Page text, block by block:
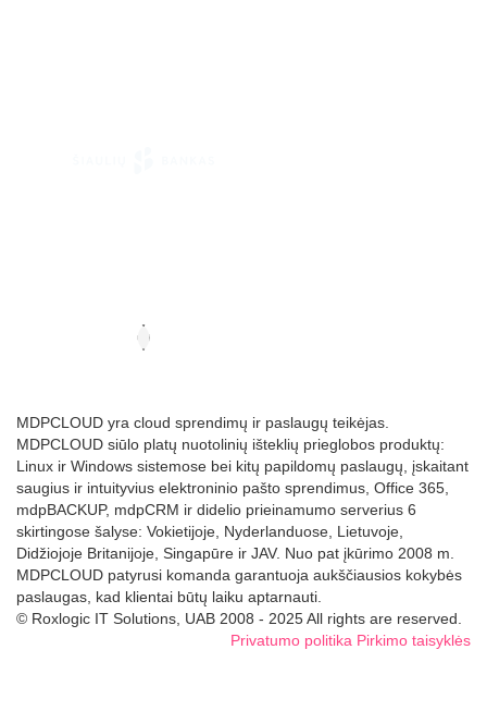
MDPCLOUD yra cloud sprendimų ir paslaugų teikėjas.
MDPCLOUD siūlo platų nuotolinių išteklių prieglobos produktų:
Linux ir Windows sistemose bei kitų papildomų paslaugų, įskaitant
saugius ir intuityvius elektroninio pašto sprendimus, Office 365,
mdpBACKUP, mdpCRM ir didelio prieinamumo serverius 6
skirtingose šalyse: Vokietijoje, Nyderlanduose, Lietuvoje,
Didžiojoje Britanijoje, Singapūre ir JAV. Nuo pat įkūrimo 2008 m.
MDPCLOUD patyrusi komanda garantuoja aukščiausios kokybės
paslaugas, kad klientai būtų laiku aptarnauti.
© Roxlogic IT Solutions, UAB 2008 - 2025 All rights are reserved.
Privatumo politika Pirkimo taisyklės